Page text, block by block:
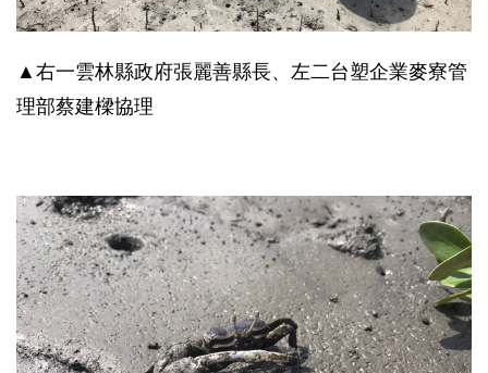
▲右一雲林縣政府張麗善縣長、左二台塑企業麥寮管
理部蔡建樑協理